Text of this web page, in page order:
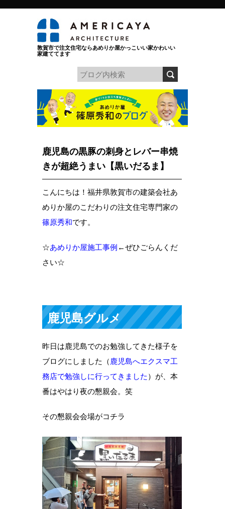
敦賀市で注文住宅ならあめりか屋かっこいい家かわいい
家建ててます
鹿児島の黒豚の刺身とレバー串焼
きが超絶うまい【黒いだるま】
こんにちは！福井県敦賀市の建築会社あ
めりか屋のこだわりの注文住宅専門家の
篠原秀和です。
☆あめりか屋施工事例 ←ぜひごらんくだ
さい☆
鹿児島グルメ
昨日は鹿児島でのお勉強してきた様子を
ブログにしました（鹿児島へエクスマ工
務店で勉強しに行ってきました ）が、本
番はやはり夜の懇親会。笑
その懇親会会場がコチラ